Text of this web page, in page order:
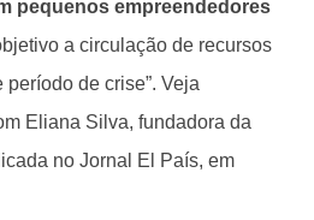
pequenos empreendedores
a circulação de recursos
de crise”. Veja
Eliana Silva, fundadora da
no Jornal El País, em